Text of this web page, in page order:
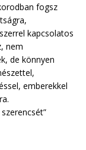
fogsz
kapcsolatos
nem
de könnyen
emberekkel